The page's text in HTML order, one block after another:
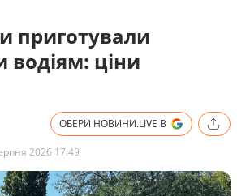
приготували
водіям: ціни
ОБЕРИ НОВИНИ.LIVE В
2026 17:49